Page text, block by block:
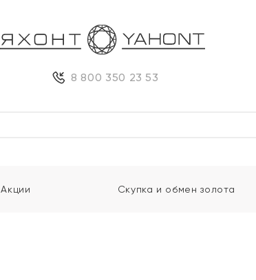
8 800 350 23 53
Акции Скупка и обмен золота